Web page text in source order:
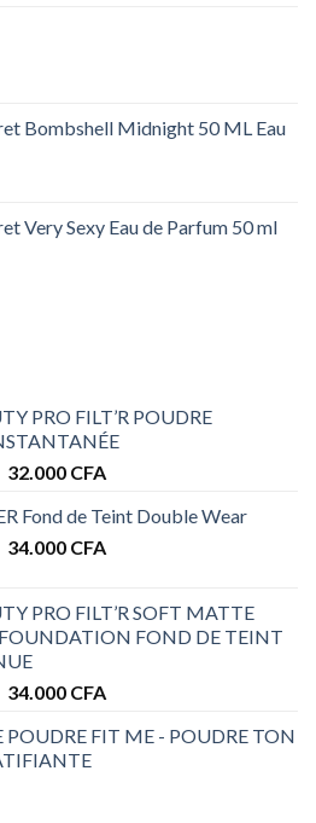
Bombshell Midnight 50 ML Eau
Very Sexy Eau de Parfum 50 ml
PRO FILT’R POUDRE
32.000 CFAPlage
prix :
28.000 CFA
Fond de Teint Double Wear
34.000 CFAPlage
28.000 CFA
à
PRO FILT’R SOFT MATTE
FOND DE TEINT
34.000 CFAPlage
prix :
POUDRE FIT ME - POUDRE TON